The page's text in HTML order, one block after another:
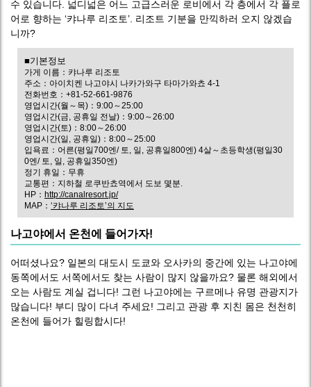
수 있습니다. 넓디넓은 어느 고급스러운 로비에서 각 층에서 각 플로
어로 향하는 ‘캬나루 리조토’. 리조트 기분을 만끽하러 오지 않겠습
니까?
■기본정보
가게 이름：캬나루 리조토
주소：아이치켄 나고야시 나카가와구 타마가와쵸 4-1
전화번호：+81-52-661-9876
영업시간(월～목)：9:00～25:00
영업시간(금, 공휴일 전날)：9:00～26:00
영업시간(토)：8:00～26:00
영업시간(일, 공휴일)：8:00～25:00
입욕료：어른(평일700엔/ 토, 일, 공휴일800엔) 4살～초등학생(평일30
0엔/ 토, 일, 공휴일350엔)
정기 휴일：무휴
교통편：지하철 로쿠반쵸역에서 도보 몇분.
HP： http://canalresort.jp/
MAP： ‘캬나루 리조토’의 지도
나고야에서 온천에 들어가자!
어떠셨나요? 일본의 대도시 도쿄와 오사카의 중간에 있는 나고야에
동쪽에서도 서쪽에서도 찾는 사람이 많지 않을까요? 물론 해외에서
오는 사람도 계실 겁니다! 그런 나고야에는 구르메나 유명 관광지가
많습니다! 부디 많이 다녀 주세요! 그리고 관광 후 지친 몸은 천천히
온천에 들어가 힐링합시다!